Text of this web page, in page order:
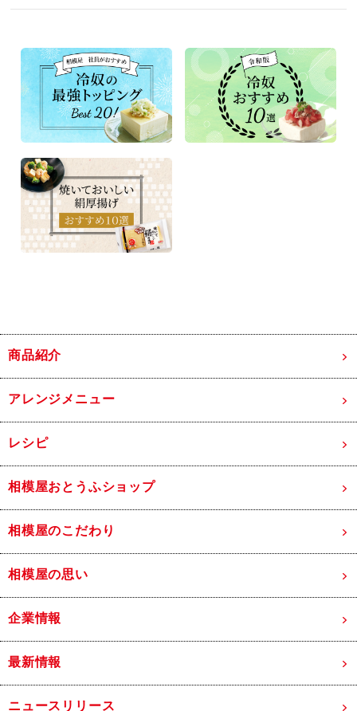
商品紹介
アレンジメニュー
レシピ
相模屋おとうふショップ
相模屋のこだわり
相模屋の思い
企業情報
最新情報
ニュースリリース